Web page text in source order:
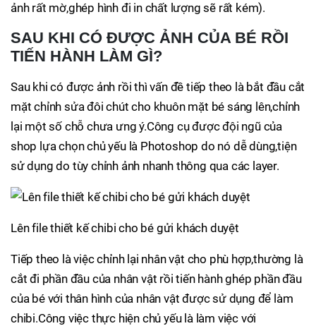
ảnh rất mờ,ghép hình đi in chất lượng sẽ rất kém).
SAU KHI CÓ ĐƯỢC ẢNH CỦA BÉ RỒI
TIẾN HÀNH LÀM GÌ?
Sau khi có được ảnh rồi thì vấn đề tiếp theo là bắt đầu cắt
mặt chỉnh sửa đôi chút cho khuôn mặt bé sáng lên,chỉnh
lại một số chỗ chưa ưng ý.Công cụ được đội ngũ của
shop lựa chọn chủ yếu là Photoshop do nó dễ dùng,tiện
sử dụng do tùy chỉnh ảnh nhanh thông qua các layer.
Lên file thiết kế chibi cho bé gửi khách duyệt
Tiếp theo là việc chỉnh lại nhân vật cho phù hợp,thường là
cắt đi phần đầu của nhân vật rồi tiến hành ghép phần đầu
của bé với thân hình của nhân vật được sử dụng để làm
chibi.Công việc thực hiện chủ yếu là làm việc với